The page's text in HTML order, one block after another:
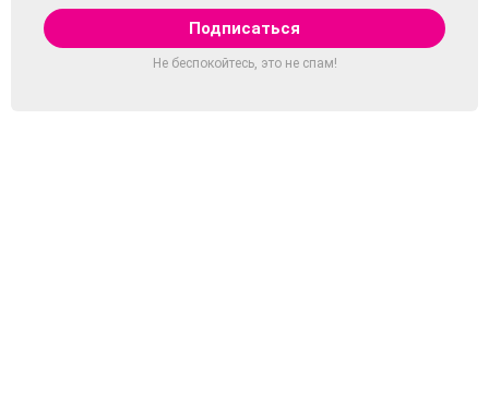
Не беспокойтесь, это не спам!